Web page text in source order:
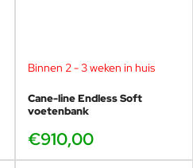
Binnen 2 - 3 weken in huis
Cane-line Endless Soft
voetenbank
€910,00